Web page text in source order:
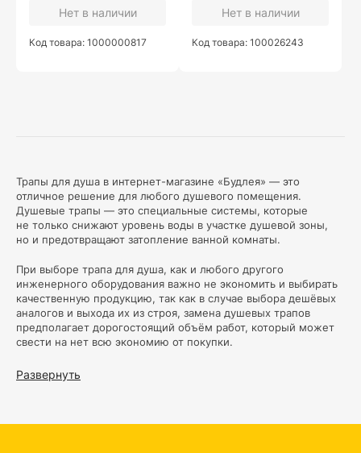
Трапы для душа в интернет-магазине «Будлея» — это
отличное решение для любого душевого помещения.
Душевые трапы — это специальные системы, которые
не только снижают уровень воды в участке душевой зоны,
но и предотвращают затопление ванной комнаты.
При выборе трапа для душа, как и любого другого
инженерного оборудования важно не экономить и выбирать
качественную продукцию, так как в случае выбора дешёвых
аналогов и выхода их из строя, замена душевых трапов
предполагает дорогостоящий объём работ, который может
свести на нет всю экономию от покупки.
В нашем магазине представлен широкий ассортимент
Развернуть
Нет в наличии
Код товара: 1000000817
Нет в наличии
Код товара: 100026243